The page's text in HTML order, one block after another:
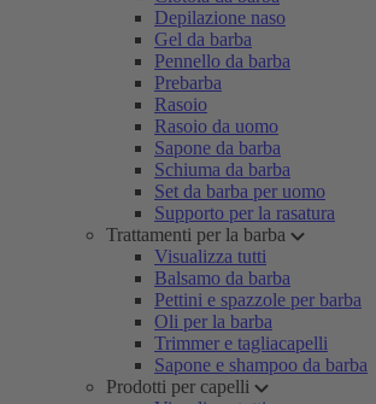
Depilazione naso
Gel da barba
Pennello da barba
Prebarba
Rasoio
Rasoio da uomo
Sapone da barba
Schiuma da barba
Set da barba per uomo
Supporto per la rasatura
Trattamenti per la barba
Visualizza tutti
Balsamo da barba
Pettini e spazzole per barba
Oli per la barba
Trimmer e tagliacapelli
Sapone e shampoo da barba
Prodotti per capelli